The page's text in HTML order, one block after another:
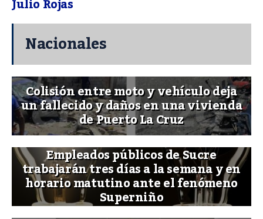
Nacionales
Colisión entre moto y vehículo deja
un fallecido y daños en una vivienda
de Puerto La Cruz
Empleados públicos de Sucre
trabajarán tres días a la semana y en
horario matutino ante el fenómeno
Superniño